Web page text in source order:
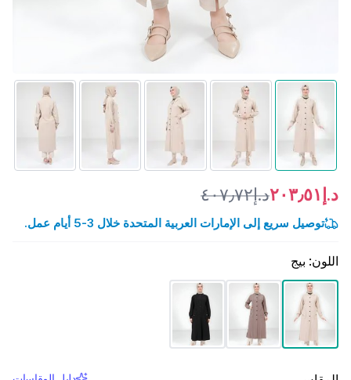
د.إ٢٠٣٫٥١ د.إ٤٠٧٫٧٢
توصيل سريع إلى الإمارات العربية المتحدة خلال 3-5 أيام عمل.
اللون: بيج